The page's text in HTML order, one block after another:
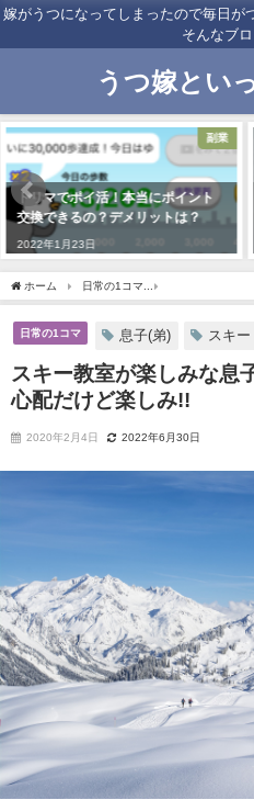
嫁がうつになってしまったので毎日が
そんなブロ
うつ嫁とい
副業
トリマでポイ活！本当にポイント
交換できるの？デメリットは？
2022年1月23日
ホーム 日常の1コマ
日常の1コマ 息子(弟) スキー
スキー教室が楽しみな息
心配だけど楽しみ!!
2020年2月4日 2022年6月30日